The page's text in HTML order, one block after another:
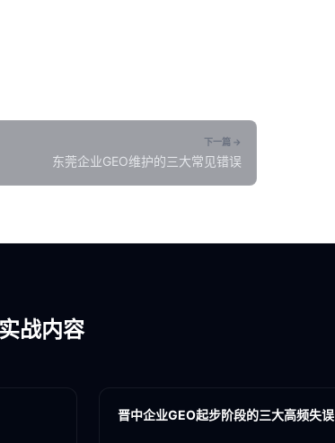
下一篇 →
东莞企业GEO维护的三大常见错误
战内容
GEO
晋中企业GEO起步阶段的三大高频失误